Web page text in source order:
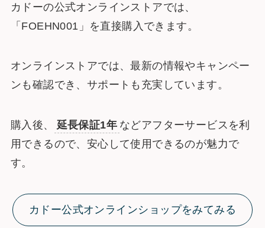
カドーの公式オンラインストアでは、
「FOEHN001」を直接購入できます。
オンラインストアでは、最新の情報やキャンペー
ンも確認でき、サポートも充実しています。
購入後、 延長保証1年 などアフターサービスを利
用できるので、安心して使用できるのが魅力で
す。
カドー公式オンラインショップをみてみる